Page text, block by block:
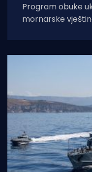
Program obuke
mornarske